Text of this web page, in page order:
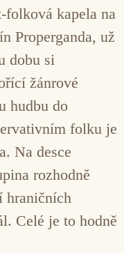
kapela na
Properganda, už
dobu si
žánrové
hudbu do
folku je
Na desce
rozhodně
hraničních
Celé je to hodně